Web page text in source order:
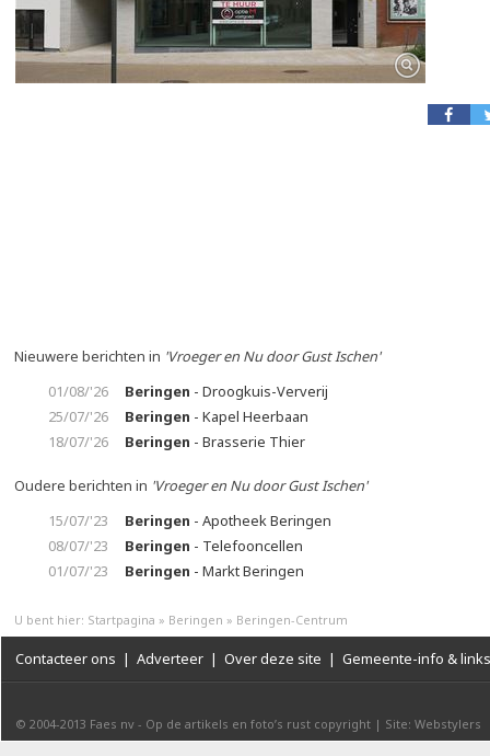
Nieuwere berichten in 'Vroeger en Nu door Gust Ischen'
01/08/'26
Beringen - Droogkuis-Ververij
25/07/'26
Beringen - Kapel Heerbaan
18/07/'26
Beringen - Brasserie Thier
Oudere berichten in 'Vroeger en Nu door Gust Ischen'
15/07/'23
Beringen - Apotheek Beringen
08/07/'23
Beringen - Telefooncellen
01/07/'23
Beringen - Markt Beringen
U bent hier: Startpagina » Beringen » Beringen-Centrum
Contacteer ons | Adverteer | Over deze site | Gemeente-info & links
© 2004-2013 Faes nv - Op de artikels en foto’s rust copyright | Site: Webstylers